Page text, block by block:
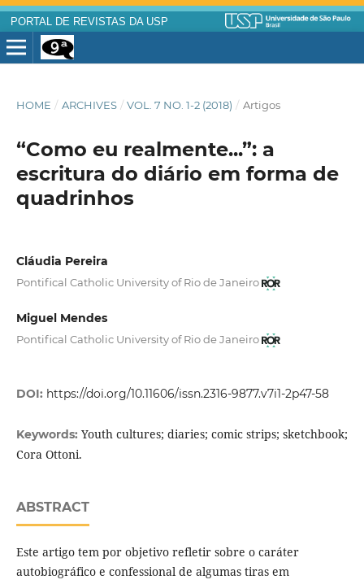
PORTAL DE REVISTAS DA USP
HOME / ARCHIVES / VOL. 7 NO. 1-2 (2018) / Artigos
“Como eu realmente...”: a
escritura do diário em forma de
quadrinhos
Cláudia Pereira
Pontifical Catholic University of Rio de Janeiro
Miguel Mendes
Pontifical Catholic University of Rio de Janeiro
DOI: https://doi.org/10.11606/issn.2316-9877.v7i1-2p47-58
Keywords: Youth cultures; diaries; comic strips; sketchbook;
Cora Ottoni.
ABSTRACT
Este artigo tem por objetivo refletir sobre o caráter
autobiográfico e confessional de algumas tiras em